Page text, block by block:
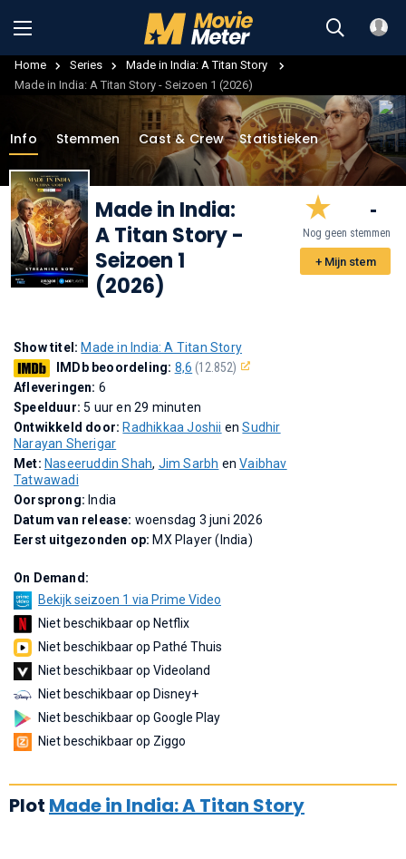
Home Series
Made in India: A Titan Story
Made in India: A Titan Story - Seizoen 1 (2026)
Info Stemmen Cast & Crew Statistieken
Made in India:
A Titan Story-
Seizoen 1
(2026)
-
Nog geen stemmen
+ Mijn stem
Show titel: Made in India: A Titan Story
IMDb beoordeling: 8,6 (12.852)
Afleveringen: 6
Speelduur:5 uur en 29 minuten
Ontwikkeld door: Radhikkaa Joshii enSudhir
Narayan Sherigar
Met: Naseeruddin Shah, Jim Sarbh enVaibhav
Tatwawadi
Oorsprong: India
Datum van release: woensdag 3 juni 2026
Eerst uitgezonden op: MX Player (India)
On Demand:
Bekijk seizoen 1 via Prime Video
Niet beschikbaar op Netflix
Niet beschikbaar op Pathé Thuis
Niet beschikbaar op Videoland
Niet beschikbaar op Disney+
Niet beschikbaar op Google Play
Niet beschikbaar op Ziggo
Plot Made in India: A Titan Story